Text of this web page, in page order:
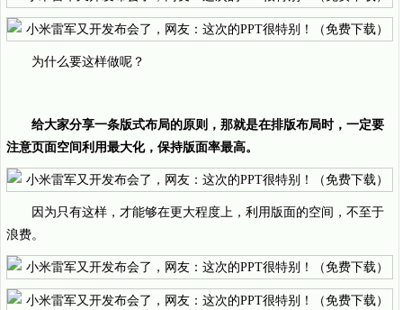
为什么要这样做呢？
给大家分享一条版式布局的原则，那就是在排版布局时，一定要
注意页面空间利用最大化，保持版面率最高。
因为只有这样，才能够在更大程度上，利用版面的空间，不至于
浪费。